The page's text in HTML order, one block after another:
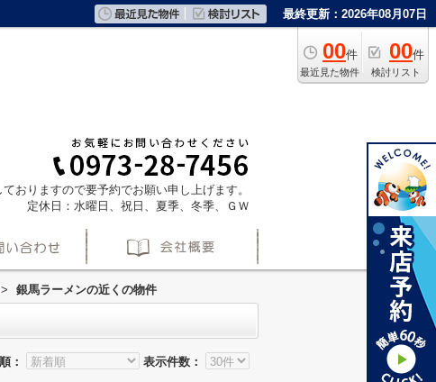
最終更新：2026年08月07日
00件
最近見た物件
00件
検討リスト
りますので要予約でお願い申し上げます。
定休日：水曜日、祝日、夏季、冬季、ＧＷ
> 銀馬ラーメンの近くの物件
： 表示件数：